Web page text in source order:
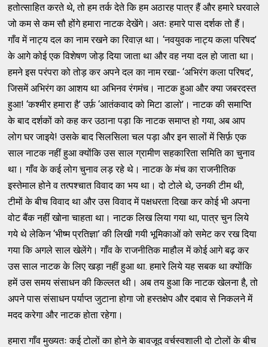
हतोत्साहित करते थे, तो हम तर्क देते कि हम अठारह पात्र हैं और हमारे घरवाले
जो कम से कम सौ होंगे हमारा नाटक देखेंगे। अतः हमारे पास दर्शक तो हैं।
गाँव में नाट्य दल का नाम रखने का रिवाज़ था। ‘नवयुवक नाट्य कला परिषद’
के आगे कोई एक विशेषण जोड़ दिया जाता था और वह नया दल हो जाता था।
हमने इस परंपरा को तोड़ कर अपने दल का नाम रखा- ‘अभिरंग कला परिषद’,
जिसमें अभिरंग का आशय था अभिनव रंगमंच। नाटक हुआ और क्या जबरदस्त
हुआ! ‘कश्मीर हमारा है’ उर्फ़ ‘आतंकवाद को मिटा डालो’। नाटक की समाप्ति
के बाद दर्शकों को कह कर उठाना पड़ा कि नाटक समाप्त हो गया, अब आप
लोग घर जाइये! उसके बाद सिलसिला चल पड़ा और इन सालों में सिर्फ़ एक
साल नाटक नहीं हुआ क्योंकि उस साल ग्रामीण सहकारिता समिति का चुनाव
था। गाँव के कई लोग चुनाव लड़ रहे थे। नाटक के मंच का राजनीतिक
इस्तेमाल होने व तत्पश्चात विवाद का भय था। दो टोले थे, उनकी टीम थी,
टीमों के बीच विवाद था और उस विवाद में पक्षधरता दिखा कर कोई भी अपना
वोट बैंक नहीं खोना चाहता था। नाटक लिख लिया गया था, पात्र चुन लिये
गये थे लेकिन ‘भीष्म प्रतिज्ञा’ की लिखी गयी भूमिकाओं को समेट कर रख दिया
गया कि अगले साल खेलेंगे। गाँव के राजनीतिक माहौल में कोई आगे बढ़ कर
उस साल नाटक के लिए खड़ा नहीं हुआ था. हमारे लिये यह सबक था क्योंकि
हमें उस समय संसाधन की किल्लत थी। अब तय हुआ कि नाटक खेलना है, तो
अपने पास संसाधन पर्याप्त जुटाना होगा जो हस्तक्षेप और दबाव से निकलने में
मदद करेगा और नाटक होता रहेगा।
हमारा गाँव मुख्यतः कई टोलों का होने के बावजूद वर्चस्वशाली दो टोलों के बीच